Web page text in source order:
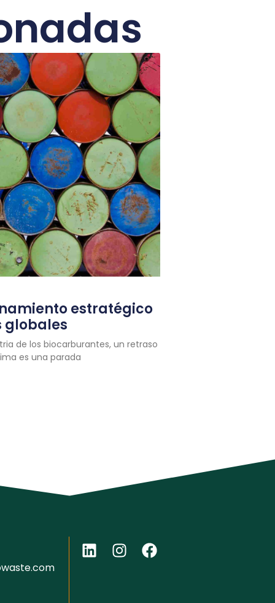
estratégico
globales
de los biocarburantes, un retraso
es una parada